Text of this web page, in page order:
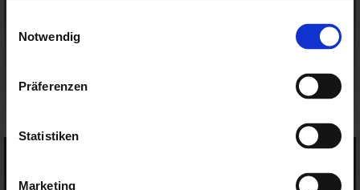
Notwendig
Präferenzen
Statistiken
Marketing